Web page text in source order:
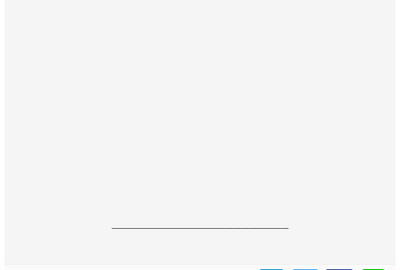
------------------------------------------------------------------